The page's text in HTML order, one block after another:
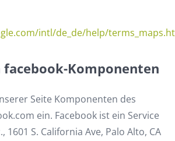
intl/de_de/help/
facebook-Komponenten
Seite Komponenten des
ein. Facebook ist ein Service
1601 S. California Ave, Palo Alto, CA